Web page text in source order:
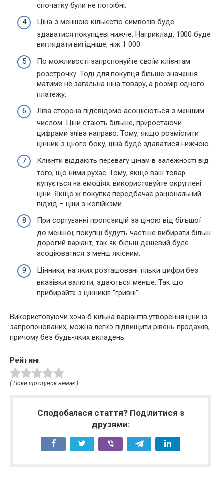
спочатку були не потрібні.
Ціна з меншою кількістю символів буде
здаватися покупцеві нижче. Наприклад, 1000 буде
виглядати вигідніше, ніж 1 000.
По можливості запропонуйте своїм клієнтам
розстрочку. Тоді для покупця більше значення
матиме не загальна ціна товару, а розмір одного
платежу.
Ліва сторона підсвідомо асоціюються з меншим
числом. Ціни стають більше, приростаючи
цифрами зліва направо. Тому, якщо розмістити
цінник з цього боку, ціна буде здаватися нижчою.
Клієнти віддають перевагу цінам в залежності від
того, що ними рухає. Тому, якщо ваш товар
купується на емоціях, використовуйте округлені
ціни. Якщо ж покупка передбачає раціональний
підхід – ціни з копійками.
При сортуванні пропозицій за ціною від більшої
до меншої, покупці будуть частіше вибирати більш
дорогий варіант, так як більш дешевий буде
асоціюватися з менш якісним.
Цінники, на яких розташовані тільки цифри без
вказівки валюти, здаються менше. Так що
прибирайте з цінників “гривні”.
Використовуючи хоча б кілька варіантів утворення ціни із
запропонованих, можна легко підвищити рівень продажів,
причому без будь-яких вкладень.
Рейтинг
( Поки що оцінок немає )
Сподобалася стаття? Поділитися з
друзями: